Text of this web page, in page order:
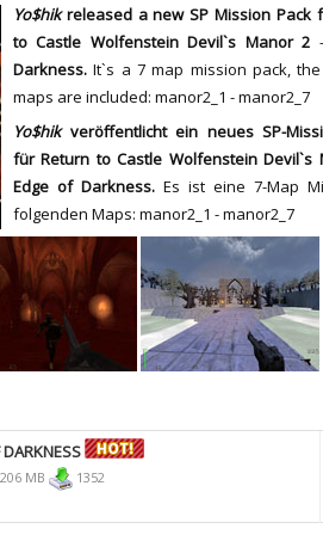
RtCW Feintuning ET
Yo$hikreleased a new SP Mission Pack
to Castle Wolfenstein Devil`s Manor 2
Darkness.It`s a 7 map mission pack,
maps are included: manor2_1 - manor2_7
Yo$hikveröffentlicht ein neues SP-
für Return to Castle Wolfenstein Devil`s
Edge of Darkness.Es ist eine 7-Map
folgenden Maps: manor2_1 - manor2_7
206 MB 1352